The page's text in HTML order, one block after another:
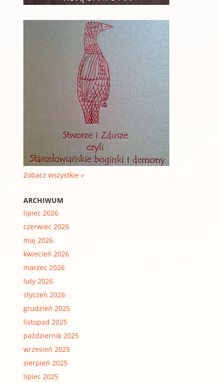
Zobacz wszystkie »
ARCHIWUM
lipiec 2026
czerwiec 2026
maj 2026
kwiecień 2026
marzec 2026
luty 2026
styczeń 2026
grudzień 2025
listopad 2025
październik 2025
wrzesień 2025
sierpień 2025
lipiec 2025